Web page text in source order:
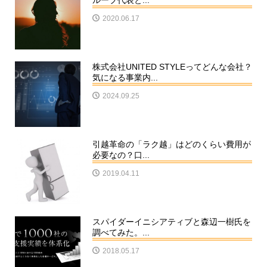
2020.06.17
株式会社UNITED STYLEってどんな会社？
気になる事業内...
2024.09.25
引越革命の「ラク越」はどのくらい費用が
必要なの？口...
2019.04.11
スパイダーイニシアティブと森辺一樹氏を
調べてみた。...
2018.05.17